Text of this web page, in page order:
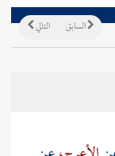
التالي السابق